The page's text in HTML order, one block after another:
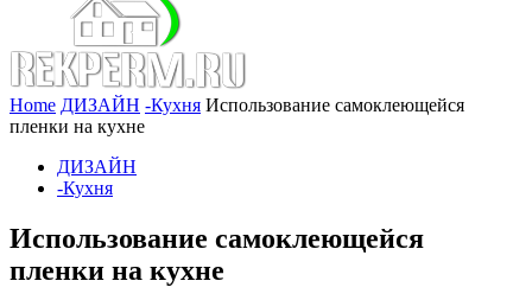
Home ДИЗАЙН -Кухня Использование самоклеющейся
пленки на кухне
ДИЗАЙН
-Кухня
Использование самоклеющейся
пленки на кухне